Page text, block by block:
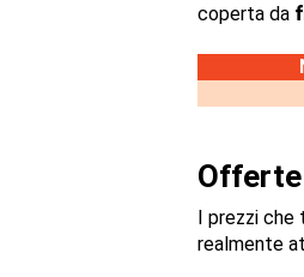
coperta da
I prezzi che
realmente